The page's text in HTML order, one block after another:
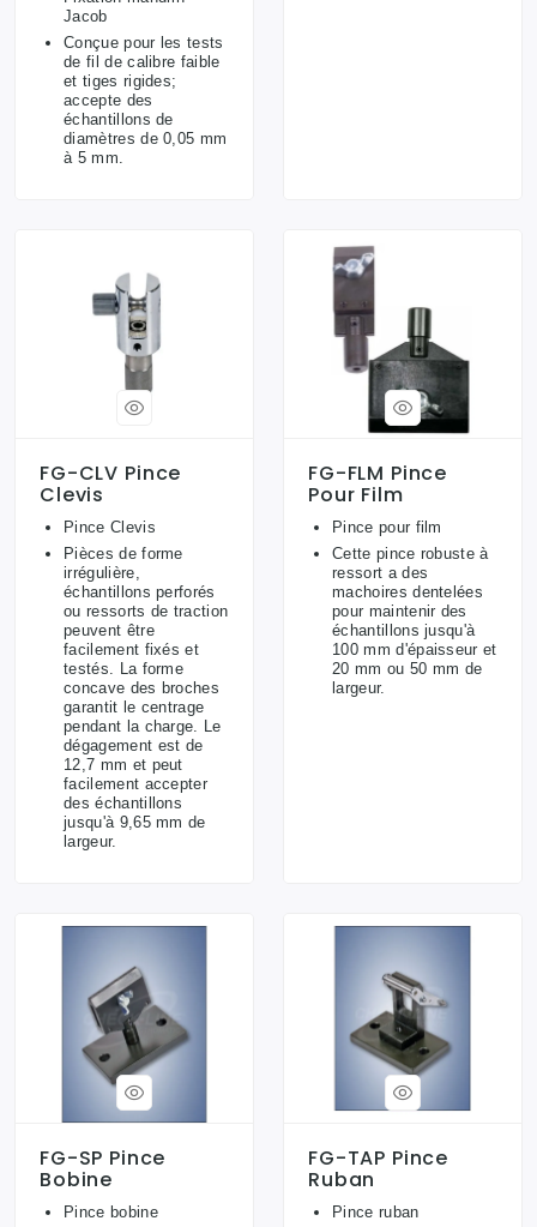
Jacob
Conçue pour les tests
de fil de calibre faible
et tiges rigides;
accepte des
échantillons de
diamètres de 0,05 mm
à 5 mm.
FG-CLV Pince
Clevis
Pince Clevis
Pièces de forme
irrégulière,
échantillons perforés
ou ressorts de traction
peuvent être
facilement fixés et
testés. La forme
concave des broches
garantit le centrage
pendant la charge. Le
dégagement est de
12,7 mm et peut
facilement accepter
des échantillons
jusqu'à 9,65 mm de
largeur.
FG-FLM Pince
Pour Film
Pince pour film
Cette pince robuste à
ressort a des
machoires dentelées
pour maintenir des
échantillons jusqu'à
100 mm d'épaisseur et
20 mm ou 50 mm de
largeur.
FG-SP Pince
Bobine
Pince bobine
FG-TAP Pince
Ruban
Pince ruban